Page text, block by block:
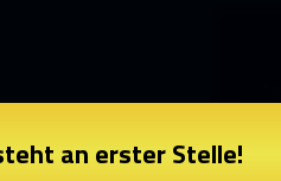
an erster Stelle!